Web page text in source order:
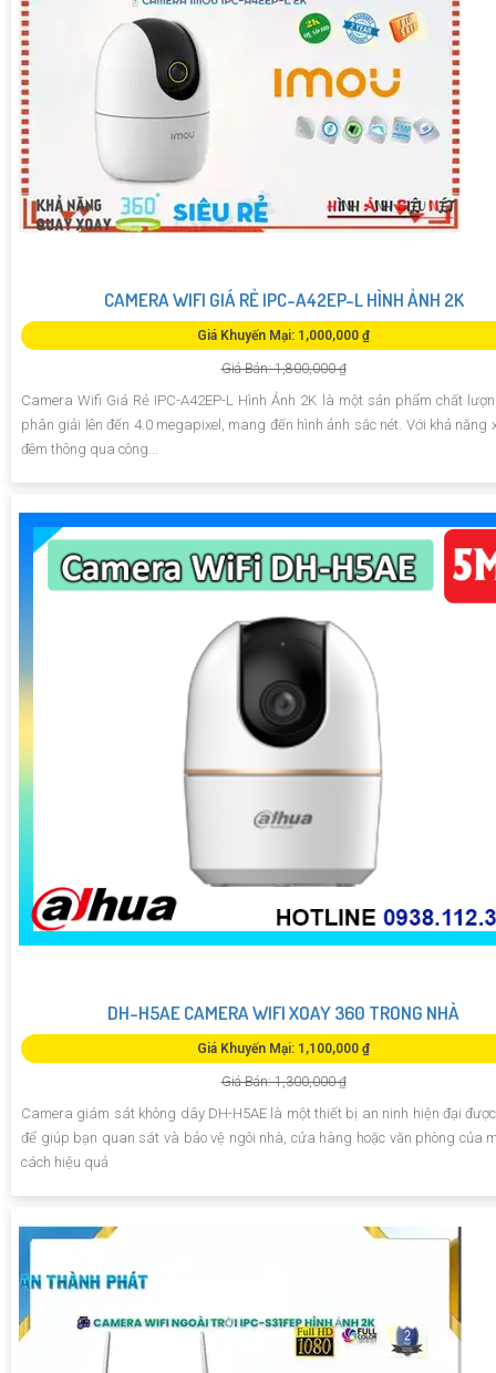
CAMERA WIFI GIÁ RẺ IPC-A42EP-L HÌNH ẢNH 2K
Giá Khuyến Mại: 1,000,000 ₫
Giá Bán: 1,800,000 ₫
Camera Wifi Giá Rẻ IPC-A42EP-L Hình Ảnh 2K là một sản phẩm chất
phân giải lên đến 4.0 megapixel, mang đến hình ảnh sắc nét. Với khả năng
đêm thông qua công...
DH-H5AE CAMERA WIFI XOAY 360 TRONG NHÀ
Giá Khuyến Mại: 1,100,000 ₫
Giá Bán: 1,300,000 ₫
Camera giám sát không dây DH-H5AE là một thiết bị an ninh hiện đại
để giúp bạn quan sát và bảo vệ ngôi nhà, cửa hàng hoặc văn phòng của
cách hiệu quả